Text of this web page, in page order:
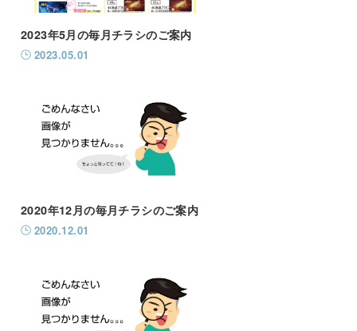
2023年5月の毎月チラシのご案内
2023.05.01
2020年12月の毎月チラシのご案内
2020.12.01